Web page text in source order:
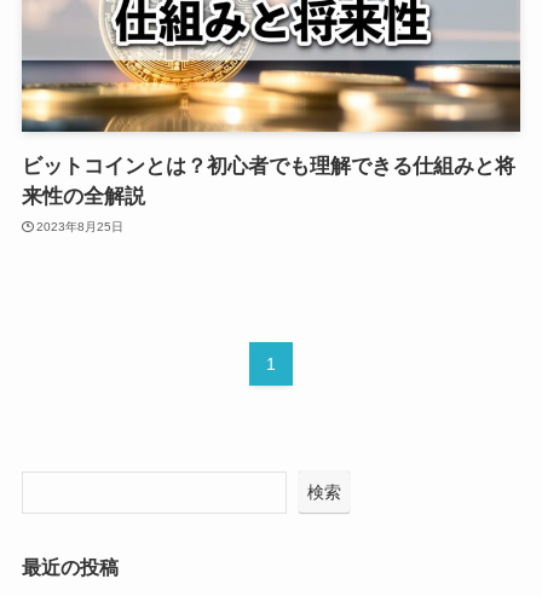
ビットコインとは？初心者でも理解できる仕組みと将
来性の全解説
2023年8月25日
1
検索
最近の投稿